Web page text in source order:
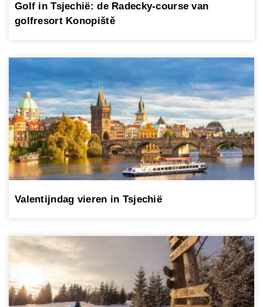
Golf in Tsjechië: de Radecky-course van
golfresort Konopiště
Valentijndag vieren in Tsjechië